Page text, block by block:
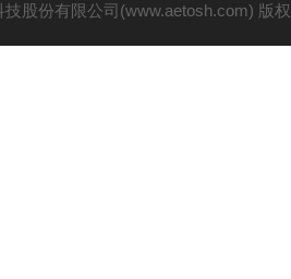
技股份有限公司(www.aetosh.com)